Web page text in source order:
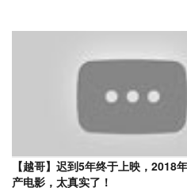
【越哥】迟到5年终于上映，2018
产电影，太真实了！